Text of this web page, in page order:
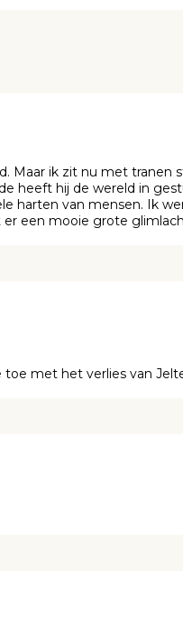
Maar ik zit nu met tranen
heeft hij de wereld in
harten van mensen. Ik
een mooie grote
met het verlies van